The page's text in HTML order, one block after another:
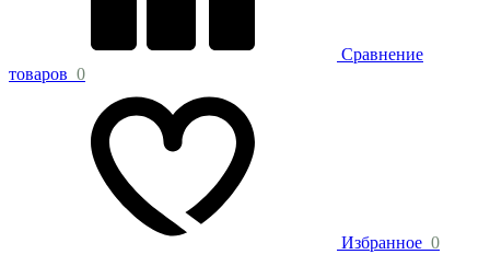
Сравнение
товаров 0
Избранное 0